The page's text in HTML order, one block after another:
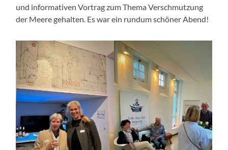
und informativen Vortrag zum Thema Verschmutzung
der Meere gehalten. Es war ein rundum schöner Abend!